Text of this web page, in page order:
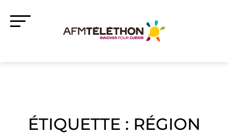
ÉTIQUETTE : RÉGION